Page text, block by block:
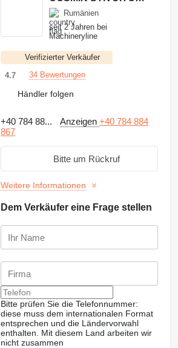
Rumänien
seit 2 Jahren bei
Machineryline
Verifizierter Verkäufer
4.7
34 Bewertungen
Händler folgen
+40 784 88... Anzeigen+40 784 884
867
Bitte um Rückruf
Weitere Informationen
Dem Verkäufer eine Frage stellen
Bitte prüfen Sie die Telefonnummer:
diese muss dem internationalen Format
entsprechen und die Ländervorwahl
enthalten.
Mit diesem Land arbeiten wir
nicht zusammen